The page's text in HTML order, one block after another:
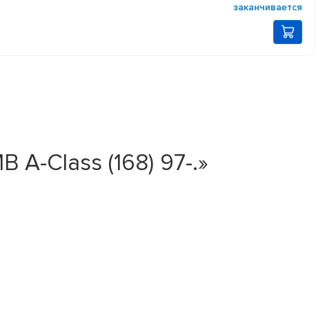
заканчивается
A-Class (168) 97-.»